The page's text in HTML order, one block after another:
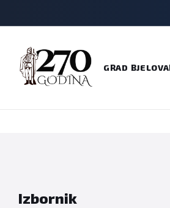
GRAD
Izbornik